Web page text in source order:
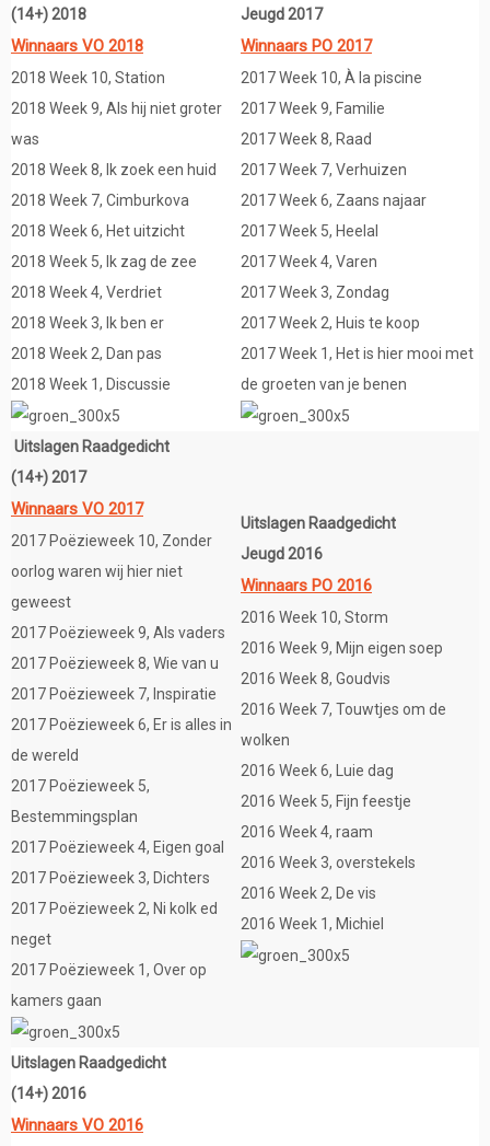
(14+) 2018
Winnaars VO 2018
2018 Week 10, Station
2018 Week 9, Als hij niet groter
was
2018 Week 8, Ik zoek een huid
2018 Week 7, Cimburkova
2018 Week 6, Het uitzicht
2018 Week 5, Ik zag de zee
2018 Week 4, Verdriet
2018 Week 3, Ik ben er
2018 Week 2, Dan pas
2018 Week 1, Discussie
Jeugd 2017
Winnaars PO 2017
2017 Week 10, À la piscine
2017 Week 9, Familie
2017 Week 8, Raad
2017 Week 7, Verhuizen
2017 Week 6, Zaans najaar
2017 Week 5, Heelal
2017 Week 4, Varen
2017 Week 3, Zondag
2017 Week 2, Huis te koop
2017 Week 1, Het is hier mooi met
de groeten van je benen
Uitslagen Raadgedicht
(14+) 2017
Winnaars VO 2017
2017 Poëzieweek 10, Zonder
oorlog waren wij hier niet
geweest
2017 Poëzieweek 9, Als vaders
2017 Poëzieweek 8, Wie van u
2017 Poëzieweek 7, Inspiratie
2017 Poëzieweek 6, Er is alles in
de wereld
2017 Poëzieweek 5,
Bestemmingsplan
2017 Poëzieweek 4, Eigen goal
2017 Poëzieweek 3, Dichters
2017 Poëzieweek 2, Ni kolk ed
neget
2017 Poëzieweek 1, Over op
kamers gaan
Uitslagen Raadgedicht
Jeugd 2016
Winnaars PO 2016
2016 Week 10, Storm
2016 Week 9, Mijn eigen soep
2016 Week 8, Goudvis
2016 Week 7, Touwtjes om de
wolken
2016 Week 6, Luie dag
2016 Week 5, Fijn feestje
2016 Week 4, raam
2016 Week 3, overstekels
2016 Week 2, De vis
2016 Week 1, Michiel
Uitslagen Raadgedicht
(14+) 2016
Winnaars VO 2016